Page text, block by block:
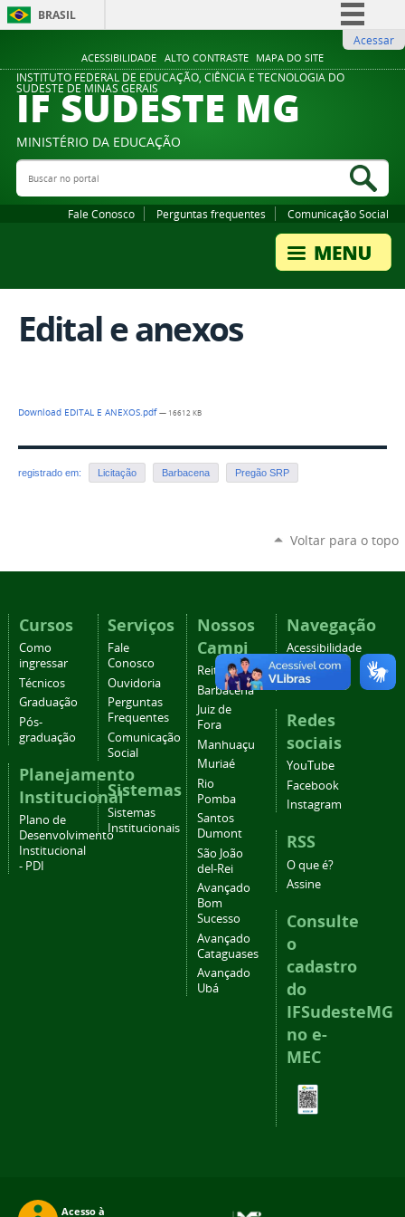
ACESSIBILIDADE ALTO CONTRASTE MAPA DO SITE
BRASIL
Comunica BR
Participe
Legislação
Acessar
INSTITUTO FEDERAL DE EDUCAÇÃO, CIÊNCIA E TECNOLOGIA DO
SUDESTE DE MINAS GERAIS
IF SUDESTE MG
MINISTÉRIO DA EDUCAÇÃO
Buscar no portal
Fale Conosco Perguntas frequentes Comunicação Social
Edital e anexos
Download EDITAL E ANEXOS.pdf— 16612 KB
registrado em: Licitação Barbacena Pregão SRP
Voltar para o topo
Cursos
Como
ingressar
Técnicos
Graduação
Pós-
graduação
Planejamento
Institucional
Plano de
Desenvolvimento
Institucional
- PDI
Serviços
Fale
Conosco
Ouvidoria
Perguntas
Frequentes
Comunicação
Social
Sistemas
Sistemas
Institucionais
Nossos
Campi
Reitoria
Barbacena
Juiz de
Fora
Manhuaçu
Muriaé
Rio
Pomba
Santos
Dumont
São João
del-Rei
Avançado
Bom
Sucesso
Avançado
Cataguases
Avançado
Ubá
Navegação
Acessibilidade
Mapa do
site
Redes
sociais
YouTube
Facebook
Instagram
RSS
O que é?
Assine
Consulte
o
cadastro
do
IFSudesteMG
no e-
MEC